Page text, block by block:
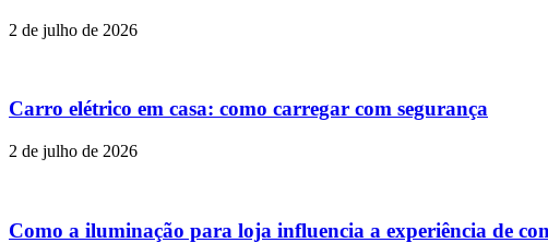
2 de julho de 2026
Carro elétrico em casa: como carregar com segurança
2 de julho de 2026
Como a iluminação para loja influencia a experiência de